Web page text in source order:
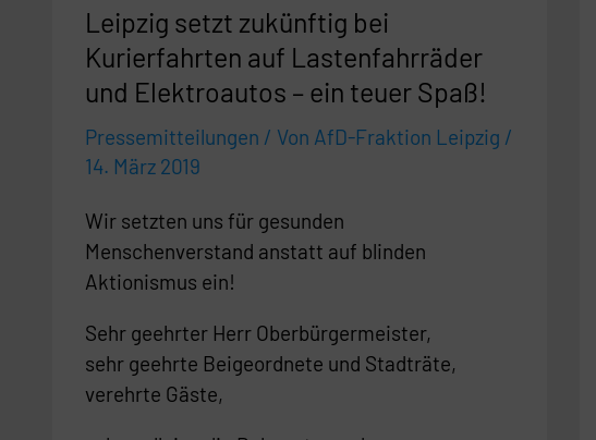
Leipzig setzt zukünftig bei
Kurierfahrten auf Lastenfahrräder
und Elektroautos – ein teuer Spaß!
Pressemitteilungen / Von AfD-Fraktion Leipzig /
14. März 2019
Wir setzten uns für gesunden
Menschenverstand anstatt auf blinden
Aktionismus ein!
Sehr geehrter Herr Oberbürgermeister,
sehr geehrte Beigeordnete und Stadträte,
verehrte Gäste,
ein
teuer
Spaß!